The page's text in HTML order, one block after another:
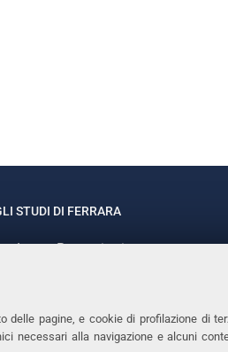
pagine, e cookie di profilazione di
necessari alla navigazione e alcuni
STUDI DI FERRARA
Laura Ramaciotti